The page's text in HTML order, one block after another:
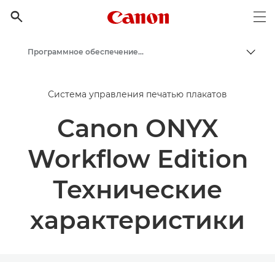

Canon Logo, back to
Бизнес
Программное обеспечение для бизнеса - Canon Россия
Система управления печатью плакатов
Canon ONYX
Workflow Edition
Технические
характеристики